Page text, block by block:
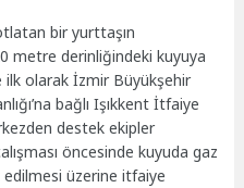
bir yurttaşın
metre derinliğindeki kuyuya
olarak İzmir Büyükşehir
bağlı Işıkkent İtfaiye
destek ekipler
öncesinde kuyuda gaz
edilmesi üzerine itfaiye